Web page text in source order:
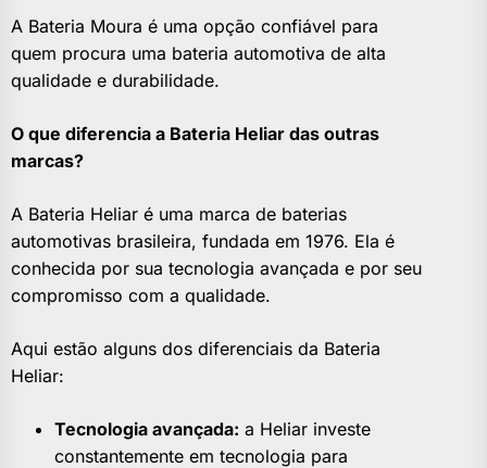
A Bateria Moura é uma opção confiável para
quem procura uma bateria automotiva de alta
qualidade e durabilidade.
O que diferencia a Bateria Heliar das outras
marcas?
A Bateria Heliar é uma marca de baterias
automotivas brasileira, fundada em 1976. Ela é
conhecida por sua tecnologia avançada e por seu
compromisso com a qualidade.
Aqui estão alguns dos diferenciais da Bateria
Heliar:
Tecnologia avançada: a Heliar investe
constantemente em tecnologia para